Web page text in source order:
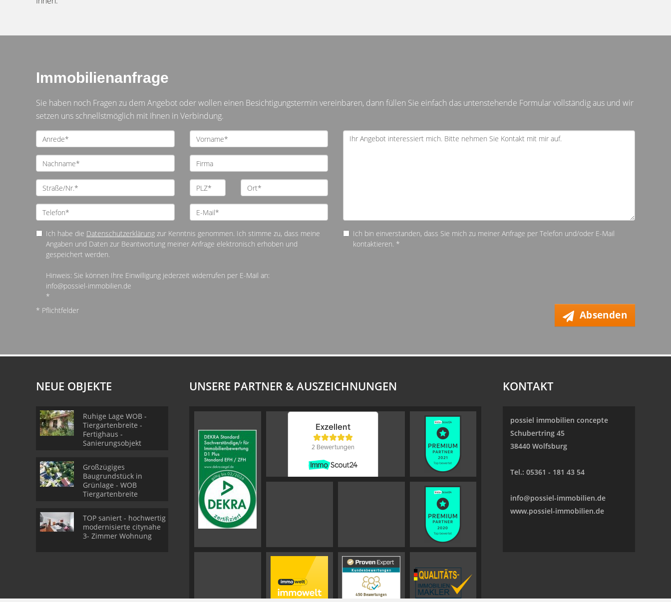
Immobilienanfrage
Sie haben noch Fragen zu dem Angebot oder wollen einen Besichtigungstermin vereinbaren, dann füllen Sie einfach das untenstehende Formular vollständig aus und wir
setzen uns schnellstmöglich mit Ihnen in Verbindung.
Ich habe die Datenschutzerklärung zur Kenntnis genommen. Ich stimme zu, dass meine
Angaben und Daten zur Beantwortung meiner Anfrage elektronisch erhoben und
gespeichert werden.
Hinweis: Sie können Ihre Einwilligung jederzeit widerrufen per E-Mail an:
info@possiel-immobilien.de
*
Ich bin einverstanden, dass Sie mich zu meiner Anfrage per Telefon und/oder E-Mail
kontaktieren. *
* Pflichtfelder Absenden
NEUE OBJEKTE
Ruhige Lage WOB -
Tiergartenbreite -
Fertighaus -
Sanierungsobjekt
Großzügiges
Baugrundstück in
Grünlage - WOB
Tiergartenbreite
TOP saniert - hochwertig
modernisierte citynahe
3- Zimmer Wohnung
UNSERE PARTNER & AUSZEICHNUNGEN KONTAKT
possiel immobilien concepte
Schubertring 45
38440 Wolfsburg
Tel.: 05361 - 181 43 54
info@possiel-immobilien.de
www.possiel-immobilien.de